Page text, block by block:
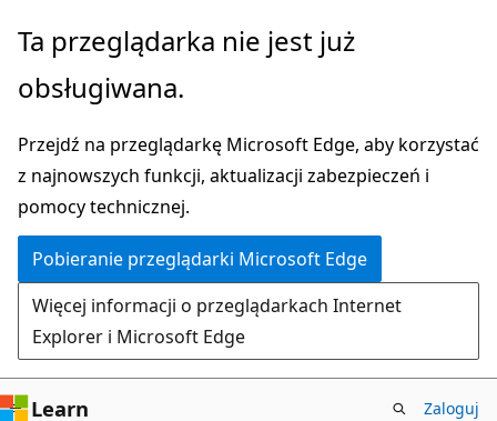
Przejdź
głównej
Przejdź
nawigacji
stronie
Ta przeglądarka nie jest już
obsługiwana.
Przejdź na przeglądarkę Microsoft Edge, aby korzystać
z najnowszych funkcji, aktualizacji zabezpieczeń i
pomocy technicznej.
Pobieranie przeglądarki Microsoft Edge
Więcej informacji o przeglądarkach Internet
Explorer i Microsoft Edge
Learn Zaloguj